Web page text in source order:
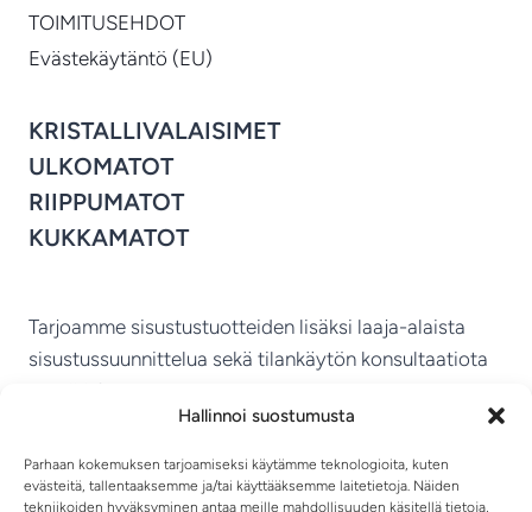
Hallinnoi suostumusta
Parhaan kokemuksen tarjoamiseksi käytämme teknologioita, kuten
evästeitä, tallentaaksemme ja/tai käyttääksemme laitetietoja. Näiden
tekniikoiden hyväksyminen antaa meille mahdollisuuden käsitellä tietoja,
TOIMITUSEHDOT
Evästekäytäntö (EU)
KRISTALLIVALAISIMET
ULKOMATOT
RIIPPUMATOT
KUKKAMATOT
Tarjoamme sisustustuotteiden lisäksi laaja-alaista
sisustussuunnittelua sekä tilankäytön konsultaatiota
MIKKELIN VITRIINI KY